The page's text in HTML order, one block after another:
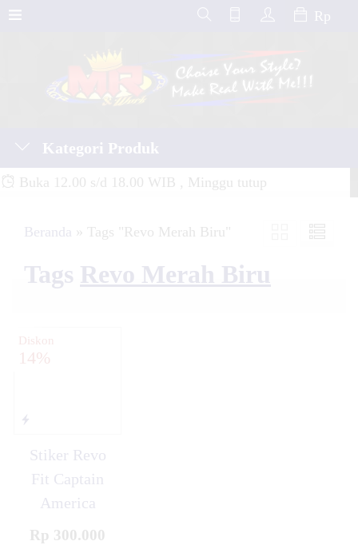
Rp
Kategori Produk
Buka 12.00 s/d 18.00 WIB , Minggu tutup
Beranda » Tags "Revo Merah Biru"
Tags Revo Merah Biru
Diskon
14%
Stiker Revo
Fit Captain
America
Rp 300.000